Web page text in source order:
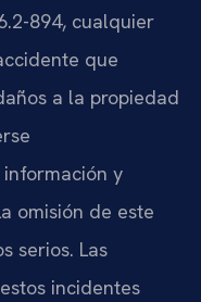
894, cualquier
que
a la propiedad
y
omisión de este
serios. Las
incidentes